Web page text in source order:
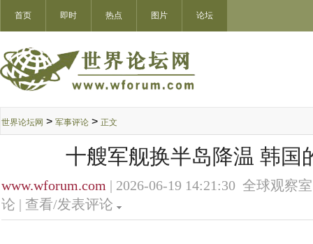
首页 即时 热点 图片 论坛
世界论坛网 > 军事评论 > 正文
十艘军舰换半岛降温 韩国
www.wforum.com | 2026-06-19 14:21:30 全球观察
论 | 查看/发表评论